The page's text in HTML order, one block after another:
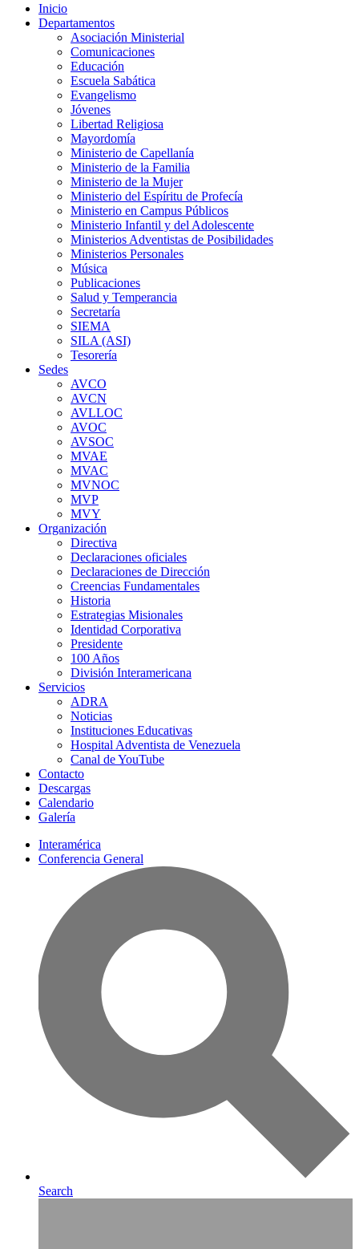
Inicio
Departamentos
Asociación Ministerial
Comunicaciones
Educación
Escuela Sabática
Evangelismo
Jóvenes
Libertad Religiosa
Mayordomía
Ministerio de Capellanía
Ministerio de la Familia
Ministerio de la Mujer
Ministerio del Espíritu de Profecía
Ministerio en Campus Públicos
Ministerio Infantil y del Adolescente
Ministerios Adventistas de Posibilidades
Ministerios Personales
Música
Publicaciones
Salud y Temperancia
Secretaría
SIEMA
SILA (ASI)
Tesorería
Sedes
AVCO
AVCN
AVLLOC
AVOC
AVSOC
MVAE
MVAC
MVNOC
MVP
MVY
Organización
Directiva
Declaraciones oficiales
Declaraciones de Dirección
Creencias Fundamentales
Historia
Estrategias Misionales
Identidad Corporativa
Presidente
100 Años
División Interamericana
Servicios
ADRA
Noticias
Instituciones Educativas
Hospital Adventista de Venezuela
Canal de YouTube
Contacto
Descargas
Calendario
Galería
Interamérica
Conferencia General
Search